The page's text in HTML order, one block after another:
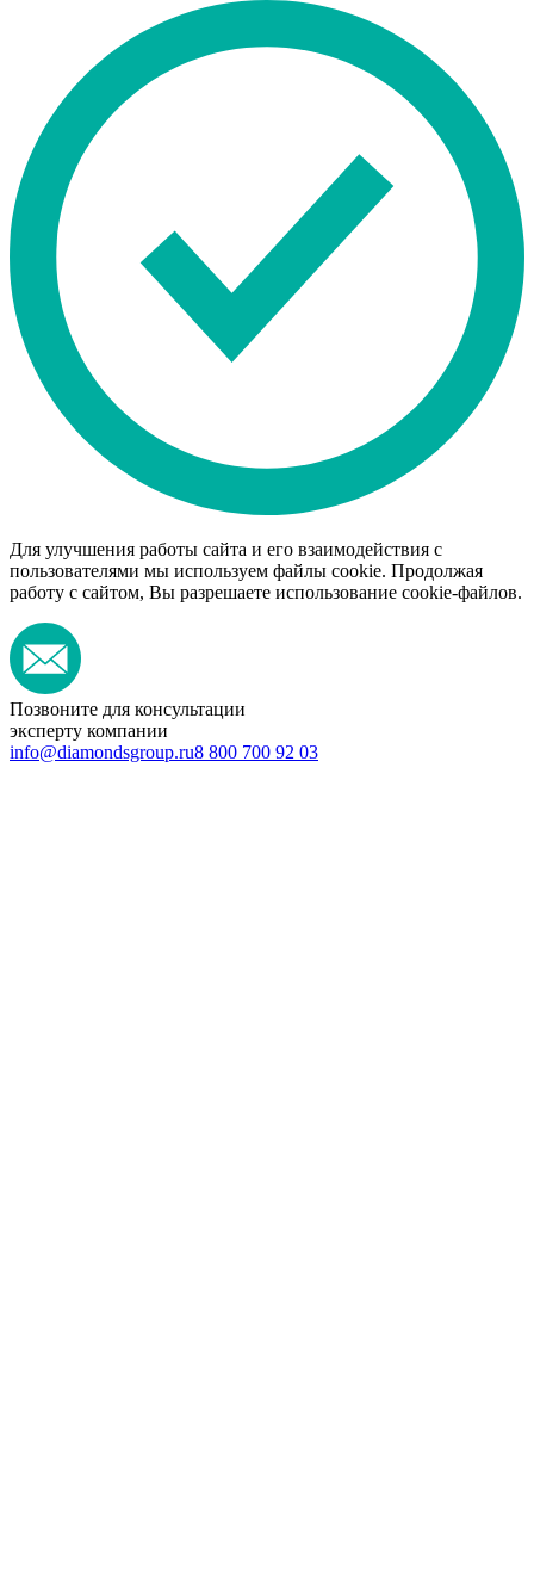
Для улучшения работы сайта и его взаимодействия с
пользователями мы используем файлы cookie. Продолжая
работу с сайтом, Вы разрешаете использование cookie-файлов.
Позвоните для консультации
эксперту компании
info@diamondsgroup.ru8 800 700 92 03